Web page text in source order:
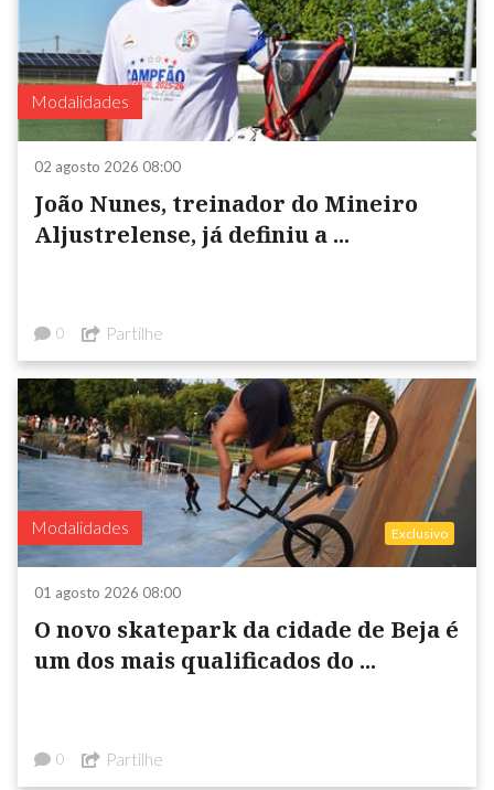
Modalidades
02 agosto 2026 08:00
João Nunes, treinador do Mineiro
Aljustrelense, já definiu a ...
0 Partilhe
Modalidades Exclusivo
01 agosto 2026 08:00
O novo skatepark da cidade de Beja é
um dos mais qualificados do ...
0 Partilhe